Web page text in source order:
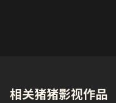
相关猪猪影视作品